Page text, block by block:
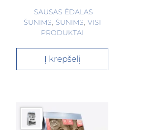
SAUSAS ĖDALAS
ŠUNIMS
ŠUNIMS VISI
PRODUKTAI
Į krepšelį